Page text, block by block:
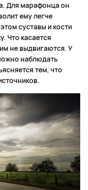
Для марафонца он
ему легче
суставы и кости
Что касается
не выдвигаются. У
наблюдать
тем, что